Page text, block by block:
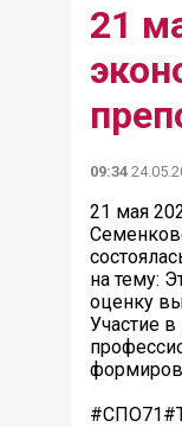
21
09:34
21 мая
на тему:
оценку
Участие